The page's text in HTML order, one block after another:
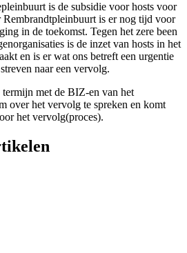
is de subsidie voor hosts voor
is er nog tijd voor
in de toekomst. Tegen het zere been
is de inzet van hosts in het
en is er wat ons betreft een urgentie
naar een vervolg.
termijn met de BIZ-en van het
over het vervolg te spreken en komt
het vervolg(proces).